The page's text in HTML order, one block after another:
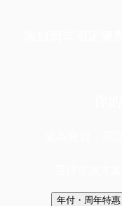
年付・周年特惠